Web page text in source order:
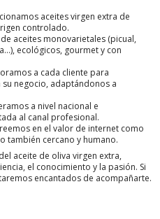
aceites virgen extra de
controlado.
aceites monovarietales (picual,
ecológicos, gourmet y con
a cada cliente para
negocio, adaptándonos a
a nivel nacional e
al canal profesional.
en el valor de internet como
también cercano y humano.
aceite de oliva virgen extra,
el conocimiento y la pasión. Si
encantados de acompañarte.